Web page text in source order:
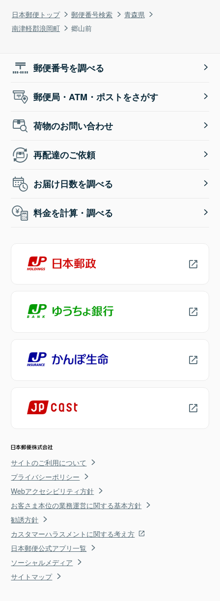
日本郵便トップ 郵便番号検索
青森県
南津軽郡浪岡町
郷山前
郵便番号を調べる
郵便局・ATM・ポストをさがす
荷物のお問い合わせ
再配達のご依頼
お届け日数を調べる
料金を計算・調べる
サイトのご利用について
プライバシーポリシー
Webアクセシビリティ方針
お客さま本位の業務運営に関する基本方針
勧誘方針
カスタマーハラスメントに関する考え方
日本郵便公式アプリ一覧
ソーシャルメディア
サイトマップ